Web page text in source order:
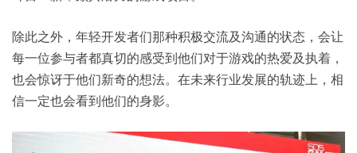
除此之外，年轻开发者们那种积极交流及沟通的状态，会让
每一位参与者都真切的感受到他们对于游戏的热爱及执着，
也会惊讶于他们新奇的想法。在未来行业发展的轨迹上，相
信一定也会看到他们的身影。